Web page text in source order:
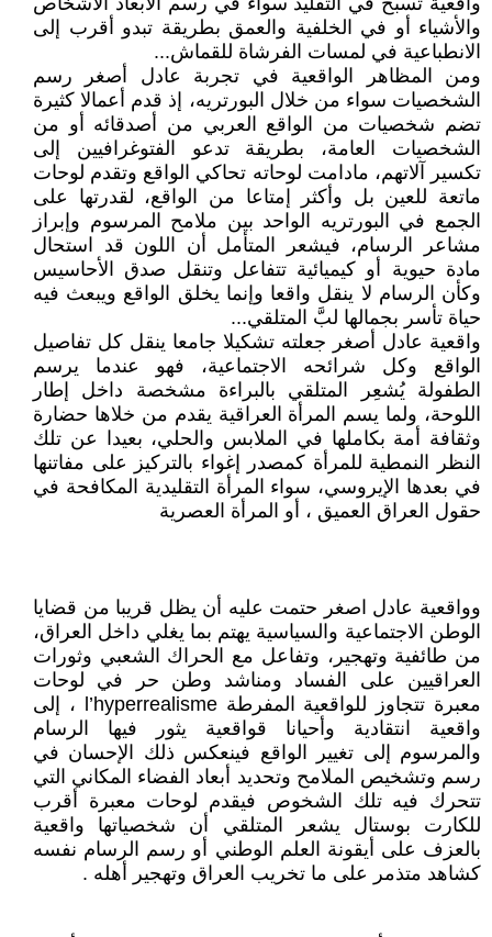
والأشياء أو في الخلفية والعمق بطريقة تبدو أقرب إلى
الانطباعية في لمسات الفرشاة للقماش...
ومن المظاهر الواقعية في تجربة عادل أصغر رسم
الشخصيات سواء من خلال البورتريه، إذ قدم أعمالا كثيرة
تضم شخصيات من الواقع العربي من أصدقائه أو من
الشخصيات العامة، بطريقة تدعو الفتوغرافيين إلى
تكسير آلاتهم، مادامت لوحاته تحاكي الواقع وتقدم لوحات
ماتعة للعين بل وأكثر إمتاعا من الواقع، لقدرتها على
الجمع في البورتريه الواحد بين ملامح المرسوم وإبراز
مشاعر الرسام، فيشعر المتأمل أن اللون قد استحال
مادة حيوية أو كيميائية تتفاعل وتنقل صدق الأحاسيس
وكأن الرسام لا ينقل واقعا وإنما يخلق الواقع ويبعث فيه
حياة تأسر بجمالها لبَّ المتلقي...
واقعية عادل أصغر جعلته تشكيلا جامعا ينقل كل تفاصيل
الواقع وكل شرائحه الاجتماعية، فهو عندما يرسم
الطفولة يُشعِر المتلقي بالبراءة مشخصة داخل إطار
اللوحة، ولما يسم المرأة العراقية يقدم من خلاها حضارة
وثقافة أمة بكاملها في الملابس والحلي، بعيدا عن تلك
النظر النمطية للمرأة كمصدر إغواء بالتركيز على مفاتنها
في بعدها الإيروسي، سواء المرأة التقليدية المكافحة في
حقول العراق العميق ، أو المرأة العصرية
وواقعية عادل اصغر حتمت عليه أن يظل قريبا من قضايا
الوطن الاجتماعية والسياسية يهتم بما يغلي داخل العراق،
من طائفية وتهجير، وتفاعل مع الحراك الشعبي وثورات
العراقيين على الفساد ومناشد وطن حر في لوحات
معبرة تتجاوز للواقعية المفرطة l’hyperrealisme ، إلى
واقعية انتقادية وأحيانا قواقعية يثور فيها الرسام
والمرسوم إلى تغيير الواقع فينعكس ذلك الإحسان في
رسم وتشخيص الملامح وتحديد أبعاد الفضاء المكاني التي
تتحرك فيه تلك الشخوص فيقدم لوحات معبرة أقرب
للكارت بوستال يشعر المتلقي أن شخصياتها واقعية
بالعزف على أيقونة العلم الوطني أو رسم الرسام نفسه
كشاهد متذمر على ما تخريب العراق وتهجير أهله .